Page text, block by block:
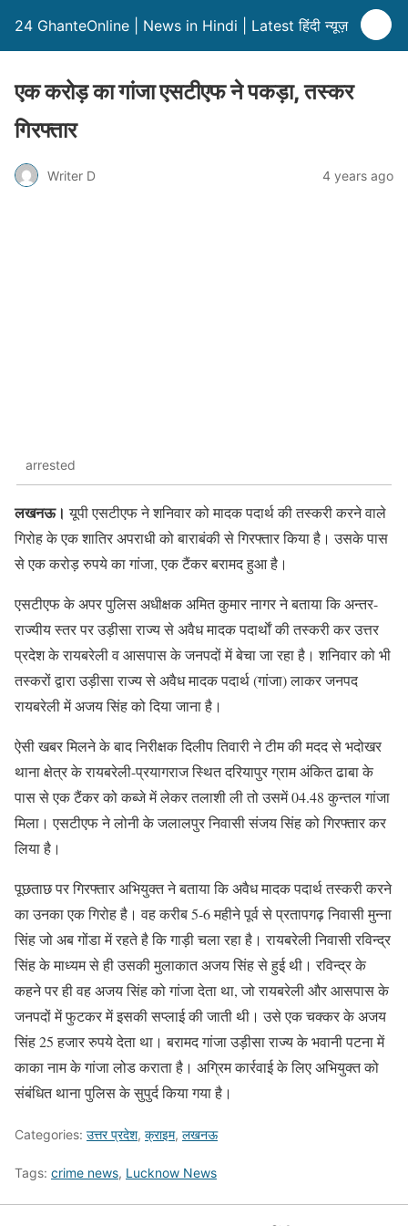
24 GhanteOnline | News in Hindi | Latest हिंदी न्यूज़
एक करोड़ का गांजा एसटीएफ ने पकड़ा, तस्कर
गिरफ्तार
Writer D 4 years ago
arrested
लखनऊ। यूपी एसटीएफ ने शनिवार को मादक पदार्थ की तस्करी करने वाले
गिरोह के एक शातिर अपराधी को बाराबंकी से गिरफ्तार किया है। उसके पास
से एक करोड़ रुपये का गांजा, एक टैंकर बरामद हुआ है।
एसटीएफ के अपर पुलिस अधीक्षक अमित कुमार नागर ने बताया कि अन्तर-
राज्यीय स्तर पर उड़ीसा राज्य से अवैध मादक पदार्थाें की तस्करी कर उत्तर
प्रदेश के रायबरेली व आसपास के जनपदों में बेचा जा रहा है। शनिवार को भी
तस्करों द्वारा उड़ीसा राज्य से अवैध मादक पदार्थ (गांजा) लाकर जनपद
रायबरेली में अजय सिंह को दिया जाना है।
ऐसी खबर मिलने के बाद निरीक्षक दिलीप तिवारी ने टीम की मदद से भदोखर
थाना क्षेत्र के रायबरेली-प्रयागराज स्थित दरियापुर ग्राम अंकित ढाबा के
पास से एक टैंकर को कब्जे में लेकर तलाशी ली तो उसमें 04.48 कुन्तल गांजा
मिला। एसटीएफ ने लोनी के जलालपुर निवासी संजय सिंह को गिरफ्तार कर
लिया है।
पूछताछ पर गिरफ्तार अभियुक्त ने बताया कि अवैध मादक पदार्थ तस्करी करने
का उनका एक गिरोह है। वह करीब 5-6 महीने पूर्व से प्रतापगढ़ निवासी मुन्ना
सिंह जो अब गोंडा में रहते है कि गाड़ी चला रहा है। रायबरेली निवासी रविन्द्र
सिंह के माध्यम से ही उसकी मुलाकात अजय सिंह से हुई थी। रविन्द्र के
कहने पर ही वह अजय सिंह को गांजा देता था, जो रायबरेली और आसपास के
जनपदों में फुटकर में इसकी सप्लाई की जाती थी। उसे एक चक्कर के अजय
सिंह 25 हजार रुपये देता था। बरामद गांजा उड़ीसा राज्य के भवानी पटना में
काका नाम के गांजा लोड कराता है। अग्रिम कार्रवाई के लिए अभियुक्त को
संबंधित थाना पुलिस के सुपुर्द किया गया है।
Categories: उत्तर प्रदेश, क्राइम, लखनऊ
Tags: crime news, Lucknow News